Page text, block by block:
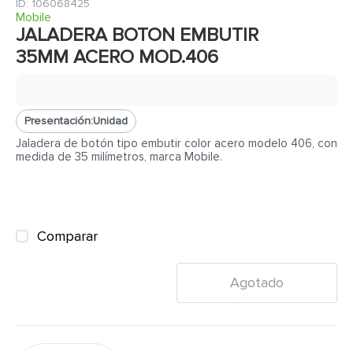
: 106068425
Mobile
JALADERA BOTON EMBUTIR
35MM ACERO MOD.406
Presentación:Unidad
Jaladera de botón tipo embutir color acero modelo 406, con
medida de 35 milímetros, marca Mobile.
Comparar
Agotado
8.
azulejo
9.
pantry